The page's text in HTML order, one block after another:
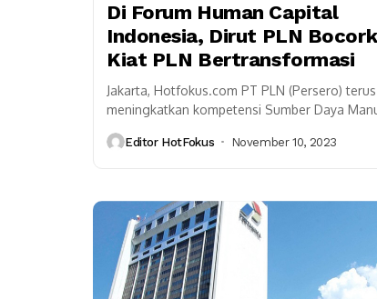
Di Forum Human Capital
Indonesia, Dirut PLN
Kiat PLN Bertransformasi
Jakarta, Hotfokus.com PT PLN (Persero) terus
meningkatkan kompetensi Sumber Daya
menjawab transisi energi. SDM yang lincah...
Editor HotFokus November 10, 2023